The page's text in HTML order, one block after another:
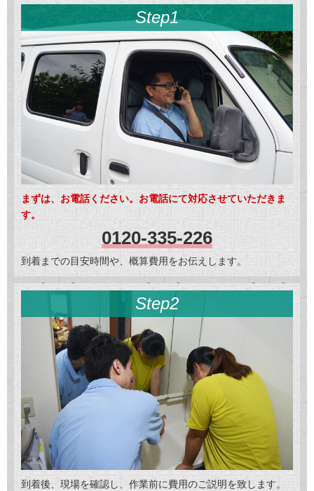
Step1
まずは、お電話ください。お電話にて対応させていただきま
す。
0120-335-226
到着までの目安時間や、概算費用をお伝えします。
Step2
到着後、現場を確認し、作業前に費用のご説明を致します。